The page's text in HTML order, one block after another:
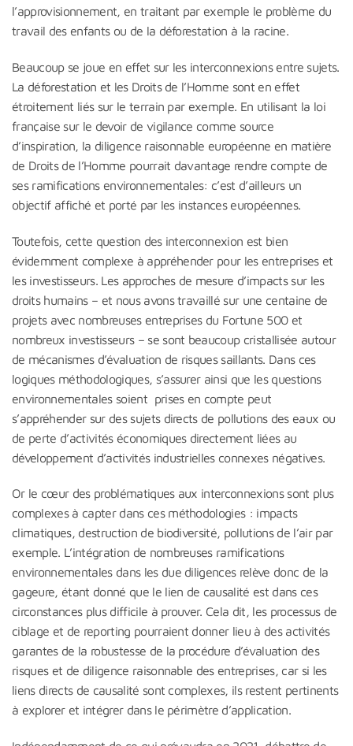
l’approvisionnement, en traitant par exemple le problème du
travail des enfants ou de la déforestation à la racine.
Beaucoup se joue en effet sur les interconnexions entre sujets.
La déforestation et les Droits de l’Homme sont en effet
étroitement liés sur le terrain par exemple. En utilisant la loi
française sur le devoir de vigilance comme source
d’inspiration, la diligence raisonnable européenne en matière
de Droits de l’Homme pourrait davantage rendre compte de
ses ramifications environnementales: c’est d’ailleurs un
objectif affiché et porté par les instances européennes.
Toutefois, cette question des interconnexion est bien
évidemment complexe à appréhender pour les entreprises et
les investisseurs. Les approches de mesure d’impacts sur les
droits humains – et nous avons travaillé sur une centaine de
projets avec nombreuses entreprises du Fortune 500 et
nombreux investisseurs – se sont beaucoup cristallisée autour
de mécanismes d’évaluation de risques saillants. Dans ces
logiques méthodologiques, s’assurer ainsi que les questions
environnementales soient prises en compte peut
s’appréhender sur des sujets directs de pollutions des eaux ou
de perte d’activités économiques directement liées au
développement d’activités industrielles connexes négatives.
Or le cœur des problématiques aux interconnexions sont plus
complexes à capter dans ces méthodologies : impacts
climatiques, destruction de biodiversité, pollutions de l’air par
exemple. L’intégration de nombreuses ramifications
environnementales dans les due diligences relève donc de la
gageure, étant donné que le lien de causalité est dans ces
circonstances plus difficile à prouver. Cela dit, les processus de
ciblage et de reporting pourraient donner lieu à des activités
garantes de la robustesse de la procédure d’évaluation des
risques et de diligence raisonnable des entreprises, car si les
liens directs de causalité sont complexes, ils restent pertinents
à explorer et intégrer dans le périmètre d’application.